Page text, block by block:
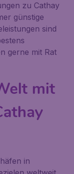
zu Cathay
günstige
sind
gerne mit Rat
mit
in